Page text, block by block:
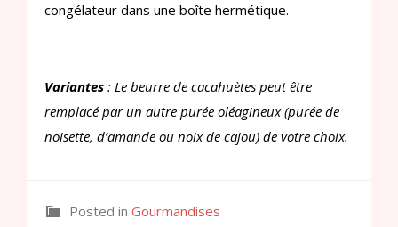
congélateur dans une boîte hermétique.
Variantes : Le beurre de cacahuètes peut être
remplacé par un autre purée oléagineux (purée de
noisette, d’amande ou noix de cajou) de votre choix.
Posted in Gourmandises